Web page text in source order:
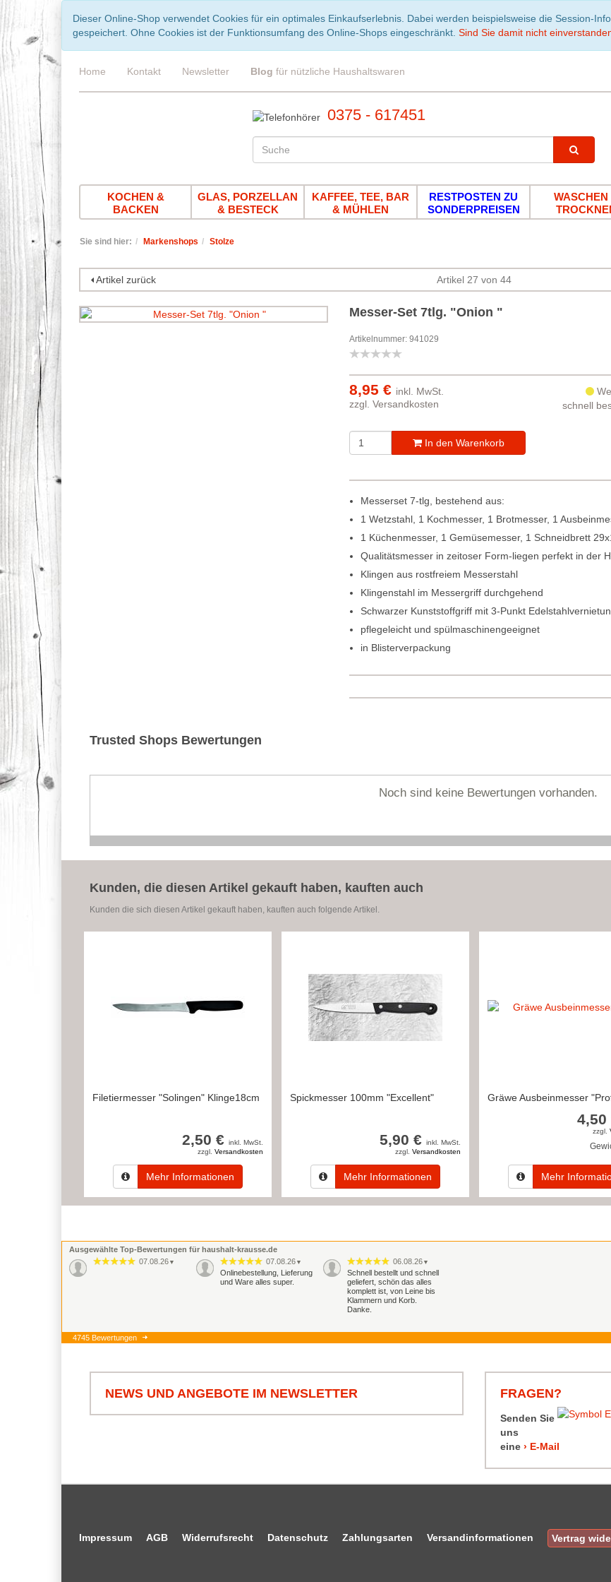
Dieser Online-Shop verwendet Cookies für ein optimales Einkaufserlebnis. Dabei werden beispielsweise die Session-
gespeichert. Ohne Cookies ist der Funktionsumfang des Online-Shops eingeschränkt. Sind Sie damit nicht
Home Kontakt Newsletter Blog für nützliche Haushaltswaren
0375 - 617451
KOCHEN &
BACKEN
GLAS, PORZELLAN
& BESTECK
KAFFEE, TEE, BAR
& MÜHLEN
RESTPOSTEN ZU
SONDERPREISEN
WASCHEN
Sie sind hier: Markenshops Stolze
Artikel zurück Artikel 27 von 44
Messer-Set 7tlg. "Onion "
Artikelnummer: 941029
8,95 € inkl. MwSt.
zzgl.Versandkosten
schnell
In den Warenkorb
Messerset 7-tlg, bestehend aus:
1 Wetzstahl, 1 Kochmesser, 1 Brotmesser, 1
1 Küchenmesser, 1 Gemüsemesser, 1 Schneidbrett
Qualitätsmesser in zeitoser Form-liegen perfekt in der
Klingen aus rostfreiem Messerstahl
Klingenstahl im Messergriff durchgehend
Schwarzer Kunststoffgriff mit 3-Punkt
pflegeleicht und spülmaschinengeeignet
in Blisterverpackung
Trusted Shops Bewertungen
Noch sind keine Bewertungen vorhanden.
Kunden, die diesen Artikel gekauft haben, kauften auch
Kunden die sich diesen Artikel gekauft haben, kauften auch folgende Artikel.
Filetiermesser "Solingen" Klinge18cm
2,50 € inkl. MwSt.
zzgl. Versandkosten
Mehr Informationen
Spickmesser 100mm "Excellent"
5,90 € inkl. MwSt.
zzgl. Versandkosten
Mehr Informationen
Gräwe Ausbeinmesser
4,50
zzgl.
Mehr
Ausgewählte Top-Bewertungen für haushalt-krausse.de
07.08.26 ▼ 07.08.26 ▼
Onlinebestellung, Lieferung
und Ware alles super.
06.08.26 ▼
Schnell bestellt und schnell
geliefert, schön das alles
komplett ist, von Leine bis
Klammern und Korb.
Danke.
4745 Bewertungen
NEWS UND ANGEBOTE IM NEWSLETTER FRAGEN?
Senden Sie
uns
eine › E-Mail
Impressum AGB Widerrufsrecht Datenschutz Zahlungsarten Versandinformationen Vertrag